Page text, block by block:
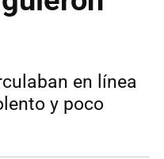
en línea
y poco